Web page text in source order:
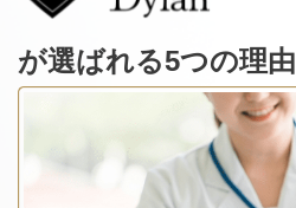
が選ばれる5つの理由